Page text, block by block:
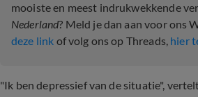
mooiste en meest indrukwekkende
Nederland? Meld je dan aan voor ons
deze link of volg ons op Threads, hier
"Ik ben depressief van de situatie",